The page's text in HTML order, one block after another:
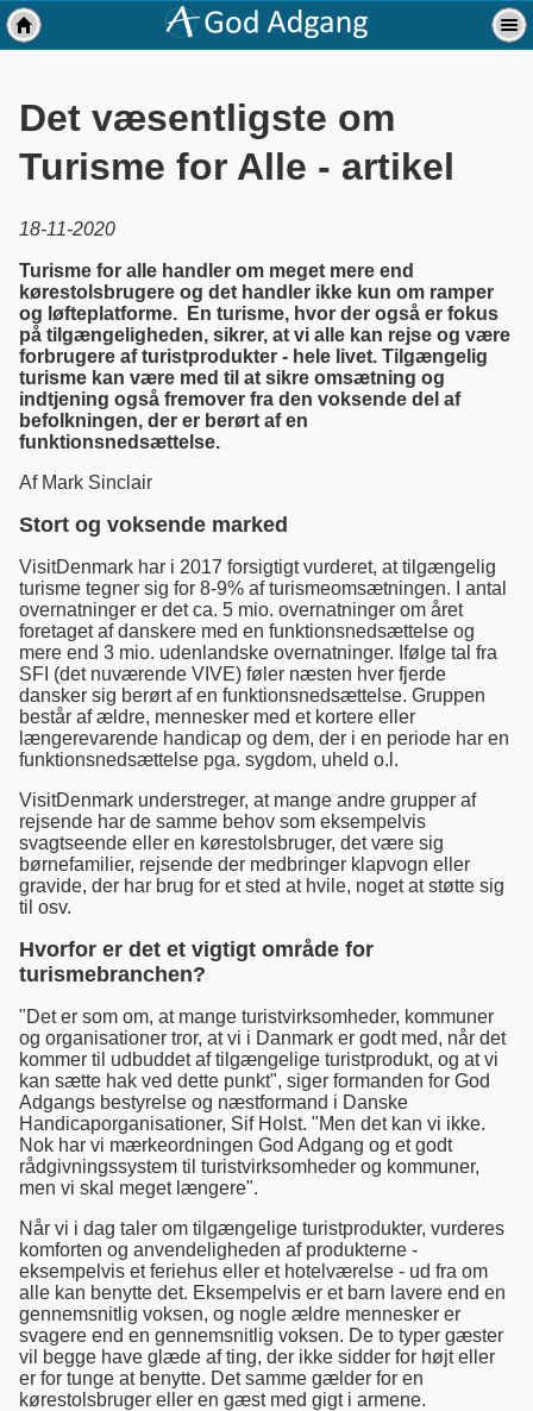
Det væsentligste om
Turisme for Alle - artikel
18-11-2020
Turisme for alle handler om meget mere end
kørestolsbrugere og det handler ikke kun om ramper
og løfteplatforme. En turisme, hvor der også er fokus
på tilgængeligheden, sikrer, at vi alle kan rejse og være
forbrugere af turistprodukter - hele livet. Tilgængelig
turisme kan være med til at sikre omsætning og
indtjening også fremover fra den voksende del af
befolkningen, der er berørt af en
funktionsnedsættelse.
Af Mark Sinclair
Stort og voksende marked
VisitDenmark har i 2017 forsigtigt vurderet, at tilgængelig
turisme tegner sig for 8-9% af turismeomsætningen. I antal
overnatninger er det ca. 5 mio. overnatninger om året
foretaget af danskere med en funktionsnedsættelse og
mere end 3 mio. udenlandske overnatninger. Ifølge tal fra
SFI (det nuværende VIVE) føler næsten hver fjerde
dansker sig berørt af en funktionsnedsættelse. Gruppen
består af ældre, mennesker med et kortere eller
længerevarende handicap og dem, der i en periode har en
funktionsnedsættelse pga. sygdom, uheld o.l.
VisitDenmark understreger, at mange andre grupper af
rejsende har de samme behov som eksempelvis
svagtseende eller en kørestolsbruger, det være sig
børnefamilier, rejsende der medbringer klapvogn eller
gravide, der har brug for et sted at hvile, noget at støtte sig
til osv.
Hvorfor er det et vigtigt område for
turismebranchen?
"Det er som om, at mange turistvirksomheder, kommuner
og organisationer tror, at vi i Danmark er godt med, når det
kommer til udbuddet af tilgængelige turistprodukt, og at vi
kan sætte hak ved dette punkt", siger formanden for God
Adgangs bestyrelse og næstformand i Danske
Handicaporganisationer, Sif Holst. "Men det kan vi ikke.
Nok har vi mærkeordningen God Adgang og et godt
rådgivningssystem til turistvirksomheder og kommuner,
men vi skal meget længere".
Når vi i dag taler om tilgængelige turistprodukter, vurderes
komforten og anvendeligheden af produkterne -
eksempelvis et feriehus eller et hotelværelse - ud fra om
alle kan benytte det. Eksempelvis er et barn lavere end en
gennemsnitlig voksen, og nogle ældre mennesker er
svagere end en gennemsnitlig voksen. De to typer gæster
vil begge have glæde af ting, der ikke sidder for højt eller
er for tunge at benytte. Det samme gælder for en
kørestolsbruger eller en gæst med gigt i armene.